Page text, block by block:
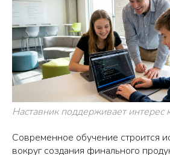
Наставник поддерживает интерес
Современное обучение строится
вокруг создания финального